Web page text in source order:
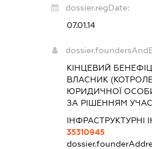
dossier.regDate:
07.01.14
КІНЦЕВИЙ
ВЛАСНИК
ЮРИДИЧНОЇ
ЗА РІШЕННЯМ
ІНФРАСТРУКТУРНІ
35310945